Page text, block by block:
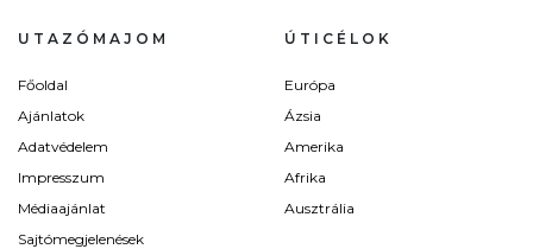
UTAZÓMAJOM
Főoldal
Ajánlatok
Adatvédelem
Impresszum
Médiaajánlat
Sajtómegjelenések
ÚTICÉLOK
Európa
Ázsia
Amerika
Afrika
Ausztrália